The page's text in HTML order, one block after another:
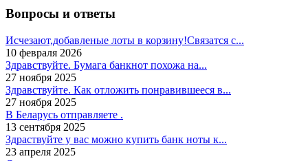
Вопросы и ответы
Исчезают,добавленые лоты в корзину!Связатся с...
10 февраля 2026
Здравствуйте. Бумага банкнот похожа на...
27 ноября 2025
Здравствуйте. Как отложить понравившееся в...
27 ноября 2025
В Беларусь отправляете .
13 сентября 2025
Здраствуйте у вас можно купить банк ноты к...
23 апреля 2025